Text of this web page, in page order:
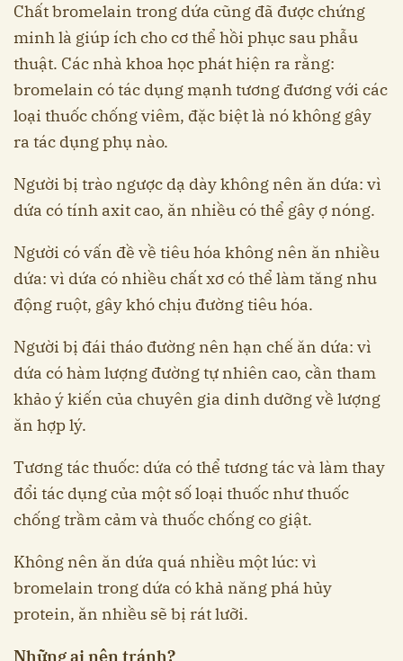
Chất bromelain trong dứa cũng đã được chứng
minh là giúp ích cho cơ thể hồi phục sau phẫu
thuật. Các nhà khoa học phát hiện ra rằng:
bromelain có tác dụng mạnh tương đương với các
loại thuốc chống viêm, đặc biệt là nó không gây
ra tác dụng phụ nào.
Người bị trào ngược dạ dày không nên ăn dứa: vì
dứa có tính axit cao, ăn nhiều có thể gây ợ nóng.
Người có vấn đề về tiêu hóa không nên ăn nhiều
dứa: vì dứa có nhiều chất xơ có thể làm tăng nhu
động ruột, gây khó chịu đường tiêu hóa.
Người bị đái tháo đường nên hạn chế ăn dứa: vì
dứa có hàm lượng đường tự nhiên cao, cần tham
khảo ý kiến của chuyên gia dinh dưỡng về lượng
ăn hợp lý.
Tương tác thuốc: dứa có thể tương tác và làm thay
đổi tác dụng của một số loại thuốc như thuốc
chống trầm cảm và thuốc chống co giật.
Không nên ăn dứa quá nhiều một lúc: vì
bromelain trong dứa có khả năng phá hủy
protein, ăn nhiều sẽ bị rát lưỡi.
Những ai nên tránh?